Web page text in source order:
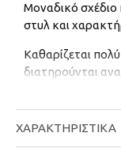
Μοναδικό σχέδιο
στυλ και
Καθαρίζεται
διατηρούνται
Υλικό:
ΧΑΡΑΚΤΗΡΙΣΤΙΚΆ